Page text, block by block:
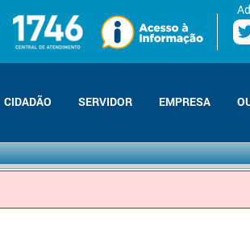
CIDADÃO SERVIDOR EMPRESA